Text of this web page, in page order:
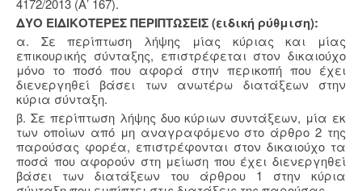
4172/2013 (Α’ 167).
ΔΥΟ ΕΙΔΙΚΟΤΕΡΕΣ ΠΕΡΙΠΤΩΣΕΙΣ (ειδική ρύθμιση):
α. Σε περίπτωση λήψης μίας κύριας και μίας
επικουρικής σύνταξης, επιστρέφεται στον δικαιούχο
μόνο το ποσό που αφορά στην περικοπή που έχει
διενεργηθεί βάσει των ανωτέρω διατάξεων στην
κύρια σύνταξη.
β. Σε περίπτωση λήψης δυο κύριων συντάξεων, μία εκ
των οποίων από μη αναγραφόμενο στο άρθρο 2 της
παρούσας φορέα, επιστρέφονται στον δικαιούχο τα
ποσά που αφορούν στη μείωση που έχει διενεργηθεί
βάσει των διατάξεων του άρθρου 1 στην κύρια